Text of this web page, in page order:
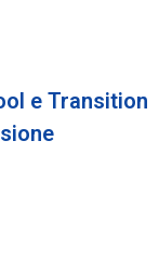
e Transition